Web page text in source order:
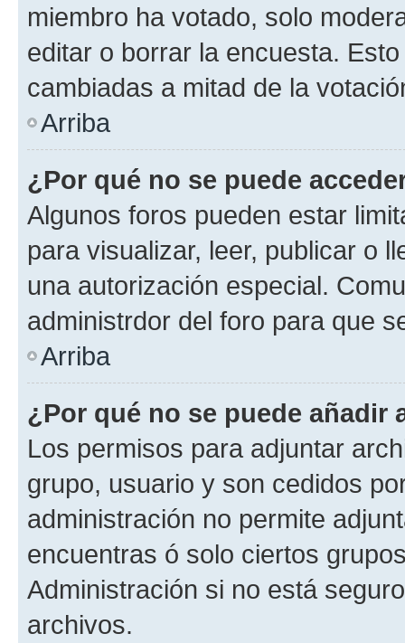
miembro ha votado, solo
editar o borrar la encuesta.
cambiadas a mitad de la
Arriba
¿Por qué no se puede
Algunos foros pueden estar
para visualizar, leer, publicar o
una autorización especial.
administrdor del foro para que
Arriba
¿Por qué no se puede añadir
Los permisos para adjuntar
grupo, usuario y son cedidos
administración no permite
encuentras ó solo ciertos
Administración si no está
archivos.